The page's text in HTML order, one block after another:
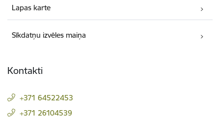
Lapas karte
Sīkdatņu izvēles maiņa
Kontakti
+371 64522453
+371 26104539